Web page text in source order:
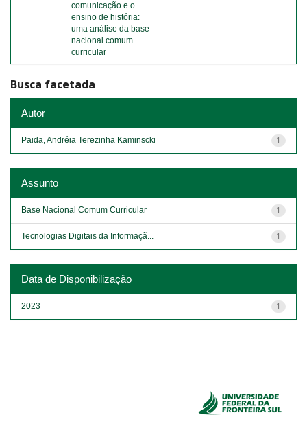
comunicação e o
ensino de história:
uma análise da base
nacional comum
curricular
Busca facetada
Autor
1
Paida, Andréia Terezinha Kaminscki
Assunto
1
Base Nacional Comum Curricular
1
Tecnologias Digitais da Informaçã...
Data de Disponibilização
1
2023